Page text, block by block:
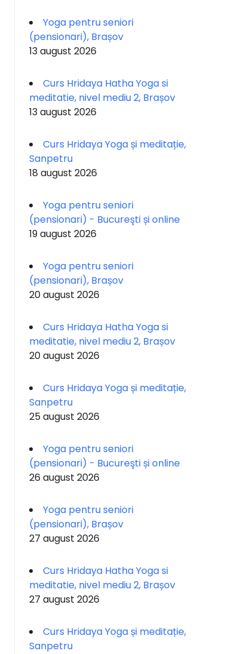
Yoga pentru seniori
(pensionari), Brașov
13 august 2026
Curs Hridaya Hatha Yoga si
meditatie, nivel mediu 2, Brașov
13 august 2026
Curs Hridaya Yoga și meditație,
Sanpetru
18 august 2026
Yoga pentru seniori
(pensionari) - Bucureşti și online
19 august 2026
Yoga pentru seniori
(pensionari), Brașov
20 august 2026
Curs Hridaya Hatha Yoga si
meditatie, nivel mediu 2, Brașov
20 august 2026
Curs Hridaya Yoga și meditație,
Sanpetru
25 august 2026
Yoga pentru seniori
(pensionari) - Bucureşti și online
26 august 2026
Yoga pentru seniori
(pensionari), Brașov
27 august 2026
Curs Hridaya Hatha Yoga si
meditatie, nivel mediu 2, Brașov
27 august 2026
Curs Hridaya Yoga și meditație,
Sanpetru